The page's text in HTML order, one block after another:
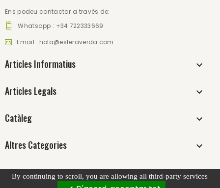
Ens podeu contactar a través de:
Whatsapp : +34 722333669
Email : hola@esferaverda.com
Articles Informatius
Articles Legals
Catàleg
Altres Categories
Build with ❤ byInnovux. All Rights Reserved.
By continuing to scroll, you are allowing all third-party services